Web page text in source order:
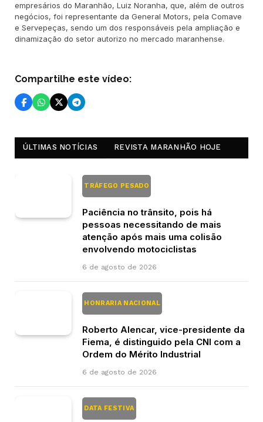
empresários do Maranhão, Luiz Noranha, que, além de outros
negócios, foi representante da General Motors, pela Comave
e Servepeças, sendo um dos responsáveis pela ampliação e
dinamização do setor autorizo no mercado maranhense.
Compartilhe este vídeo:
ÚLTIMAS NOTÍCIAS REVISTA MARANHÃO HOJE
TRÁFEGO PESADO
Paciência no trânsito, pois há
pessoas necessitando de mais
atenção após mais uma colisão
envolvendo motociclistas
6 de agosto de 2026
HONRARIA NACIONAL
Roberto Alencar, vice-presidente da
Fiema, é distinguido pela CNI com a
Ordem do Mérito Industrial
6 de agosto de 2026
DATA FESTIVA